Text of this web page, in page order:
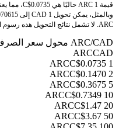
ARC. لا تشمل نتائج التحويل هذه رسوم المنصة أو رسوم التعدين.
ARC/CAD محول سعر الصرف
ARCCAD
1 ARC
C$0.0735
2 ARC
C$0.1470
5 ARC
C$0.3675
10 ARC
C$0.7349
20 ARC
C$1.47
50 ARC
C$3.67